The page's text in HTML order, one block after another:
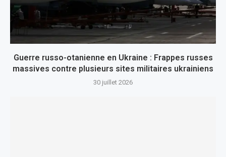
Guerre russo-otanienne en Ukraine : Frappes russes
massives contre plusieurs sites militaires ukrainiens
30 juillet 2026